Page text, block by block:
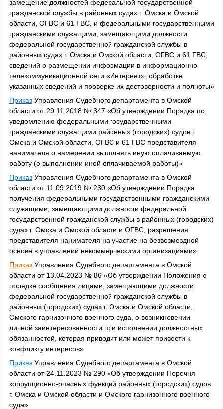
замещение должностей федеральной государственной
гражданской службы в районных судах г. Омска и Омской
области, ОГВС и 61 ГВС, и федеральными государственными
гражданскими служащими, замещающими должности
федеральной государственной гражданской службы в
районных судах г. Омска и Омской области, ОГВС и 61 ГВС,
сведений о размещении информации в информационно-
телекоммуникационной сети «Интернет», обработке
указанных сведений и проверке их достоверности и полноты»
ПриказУправления Судебного департамента в Омской
области от 29.11.2018 № 347 «Об утверждении Порядка по
уведомлению федеральными государственными
гражданскими служащими районных (городских) судов г.
Омска и Омской области, ОГВС и 61 ГВС представителя
нанимателя о намерении выполнять иную оплачиваемую
работу (о выполнении иной оплачиваемой работы)»
ПриказУправления Судебного департамента в Омской
области от 11.09.2019 № 230 «Об утверждении Порядка
получения федеральными государственными гражданскими
служащими, замещающими должности федеральной
государственной гражданской службы в районных (городских)
судах г. Омска и Омской области и ОГВС, разрешения
представителя нанимателя на участие на безвозмездной
основе в управлении некоммерческими организациями»
ПриказУправления Судебного департамента в Омской
области от 13.04.2023 № 86 «Об утверждении Положения о
порядке сообщения лицами, замещающими должности
федеральной государственной гражданской службы в
районных (городских) судах г. Омска и Омской области,
Омского гарнизонного военного суда, о возникновении
личной заинтересованности при исполнении должностных
обязанностей, которая приводит или может привести к
конфликту интересов»
ПриказУправления Судебного департамента в Омской
области от 24.11.2023 № 290 «Об утверждении Перечня
коррупционно-опасных функций районных (городских) судов
г. Омска и Омской области и Омского гарнизонного военного
суда»